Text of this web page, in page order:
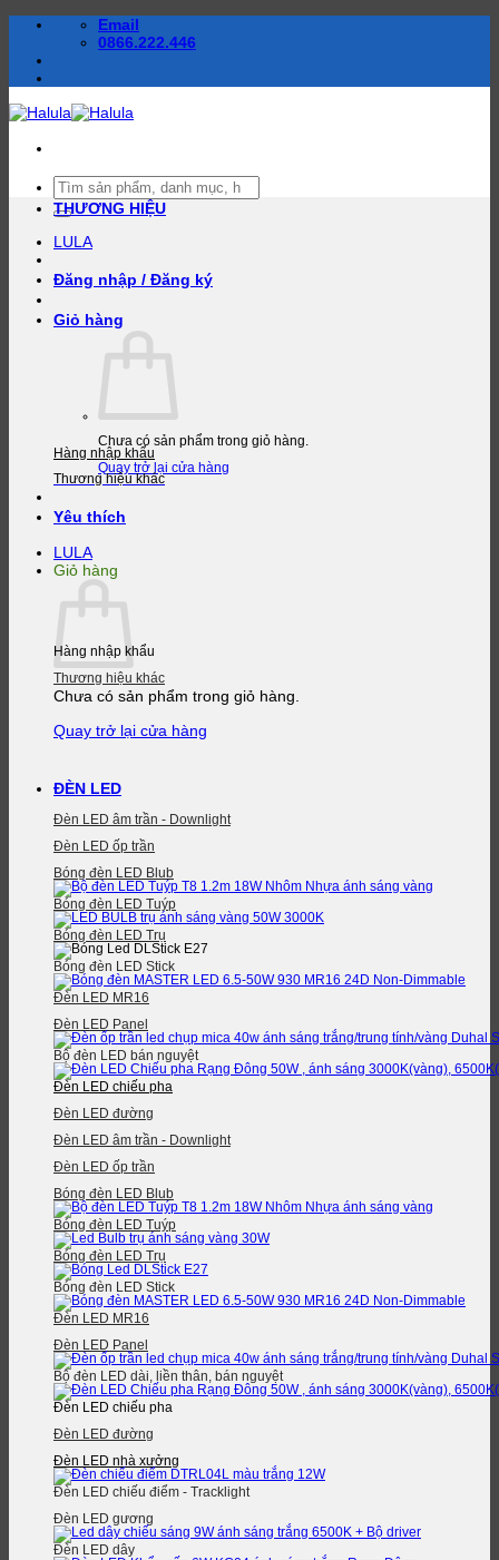
dung
Email
0866.222.446
Tìm
kiếm:
LULA
Đăng nhập / Đăng ký
Giỏ hàng
Chưa có sản phẩm trong giỏ hàng.
Quay trở lại cửa hàng
Yêu thích
LULA
Giỏ hàng
Chưa có sản phẩm trong giỏ hàng.
Quay trở lại cửa hàng
THƯƠNG HIỆU
Hàng nhập khẩu
Thương hiệu khác
Hàng nhập khẩu
Thương hiệu khác
ĐÈN LED
Đèn LED âm trần - Downlight
Đèn LED ốp trần
Bóng đèn LED Blub
Bóng đèn LED Tuýp
Bóng đèn LED Trụ
Bóng đèn LED Stick
Đèn LED MR16
Đèn LED Panel
Bộ đèn LED bán nguyệt
Đèn LED chiếu pha
Đèn LED đường
Đèn LED âm trần - Downlight
Đèn LED ốp trần
Bóng đèn LED Blub
Bóng đèn LED Tuýp
Bóng đèn LED Trụ
Bóng đèn LED Stick
Đèn LED MR16
Đèn LED Panel
Bộ đèn LED dài, liền thân, bán nguyệt
Đèn LED chiếu pha
Đèn LED đường
Đèn LED nhà xưởng
Đèn LED chiếu điểm - Tracklight
Đèn LED gương
Đèn LED dây